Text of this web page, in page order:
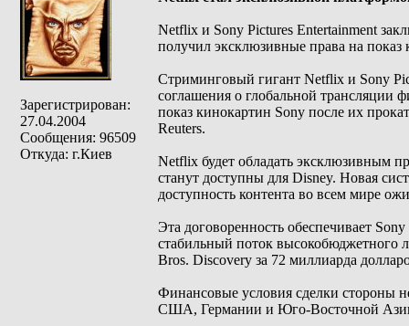
Зарегистрирован:
27.04.2004
Сообщения: 96509
Откуда: г.Киев
Netflix и Sony Pictures Entertainment
получил эксклюзивные права на показ
Стриминговый гигант Netflix и Sony
соглашения о глобальной трансляции
показ кинокартин Sony после их
Reuters.
Netflix будет обладать эксклюзивным
станут доступны для Disney. Новая
доступность контента во всем мире
Эта договоренность обеспечивает
стабильный поток высокобюджетного
Bros. Discovery за 72 миллиарда
Финансовые условия сделки стороны
США, Германии и Юго-Восточной Азии,